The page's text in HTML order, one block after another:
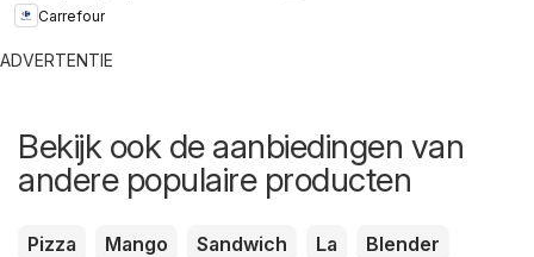
Carrefour
ADVERTENTIE
Bekijk ook de aanbiedingen van
andere populaire producten
Pizza Mango Sandwich La
Blender